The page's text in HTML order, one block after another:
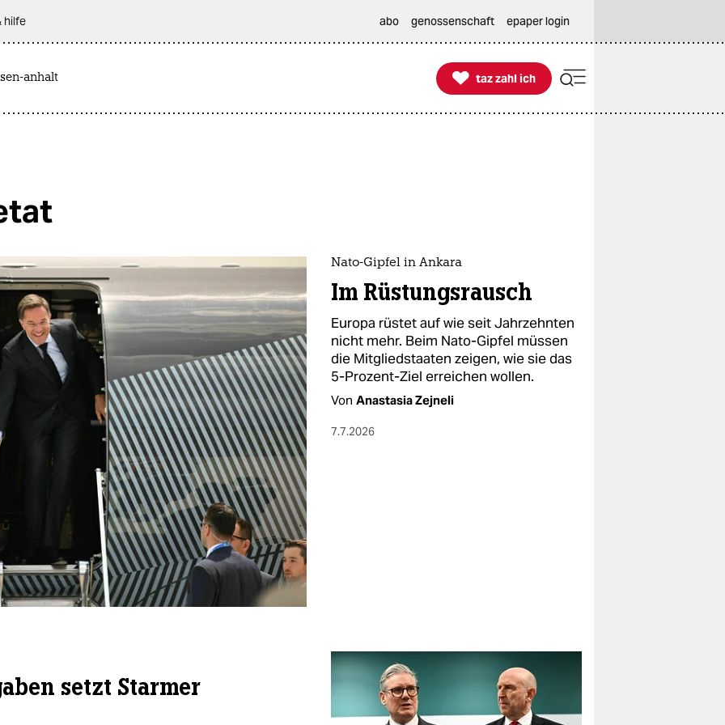
hilfe abo genossenschaft epaper login
anhalt 
taz zahl ich
taz zahl ich
Nato-Gipfel in Ankara
Im Rüstungsrausch
Europa rüstet auf wie seit Jahrzehnten
nicht mehr. Beim Nato-Gipfel müssen
die Mitgliedstaaten zeigen, wie sie das
5-Prozent-Ziel erreichen wollen.
Von Anastasia Zejneli
7.7.2026
setzt Starmer